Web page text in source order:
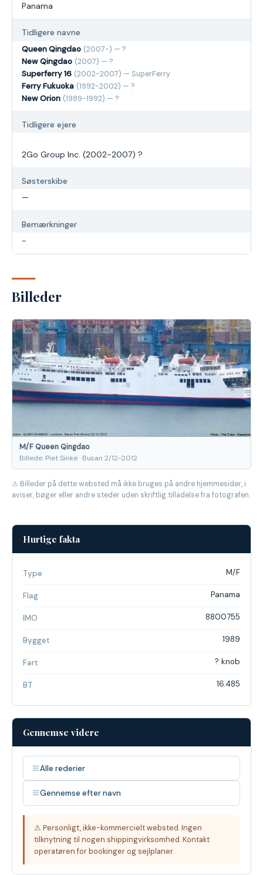
Panama
Tidligere navne
Queen Qingdao (2007-) — ?
New Qingdao (2007) — ?
Superferry 16 (2002-2007) — SuperFerry
Ferry Fukuoka (1992-2002) — ?
New Orion (1989-1992) — ?
Tidligere ejere
2Go Group Inc. (2002-2007) ?
Søsterskibe
—
Bemærkninger
-
Billeder
M/F Queen Qingdao
Billede: Piet Sinke · Busan 2/12-2012
⚠ Billeder på dette websted må ikke bruges på andre hjemmesider, i
aviser, bøger eller andre steder uden skriftlig tilladelse fra fotografen.
Hurtige fakta
Type M/F
Flag Panama
IMO 8800755
Bygget 1989
Fart ? knob
BT 16.485
Gennemse videre
Alle rederier
Gennemse efter navn
⚠ Personligt, ikke-kommercielt websted. Ingen
tilknytning til nogen shippingvirksomhed. Kontakt
operatøren for bookinger og sejlplaner.